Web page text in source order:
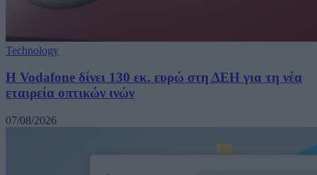
Technology
H Vodafone δίνει 130 εκ. ευρώ στη ΔΕΗ για τη νέα
εταιρεία οπτικών ινών
07/08/2026